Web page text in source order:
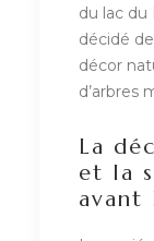
du lac
décidé
décor
d’arbres
La
et la
avant